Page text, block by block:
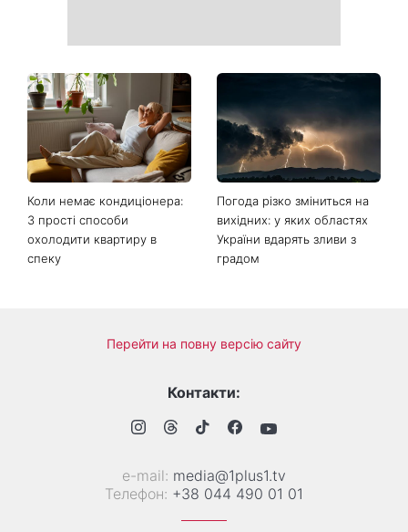
Коли немає кондиціонера:
3 прості способи
охолодити квартиру в
спеку
Погода різко зміниться на
вихідних: у яких областях
України вдарять зливи з
градом
Перейти на повну версію сайту
Контакти:
е-mail: media@1plus1.tv
Телефон: +38 044 490 01 01